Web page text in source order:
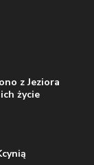
z Jeziora
życie